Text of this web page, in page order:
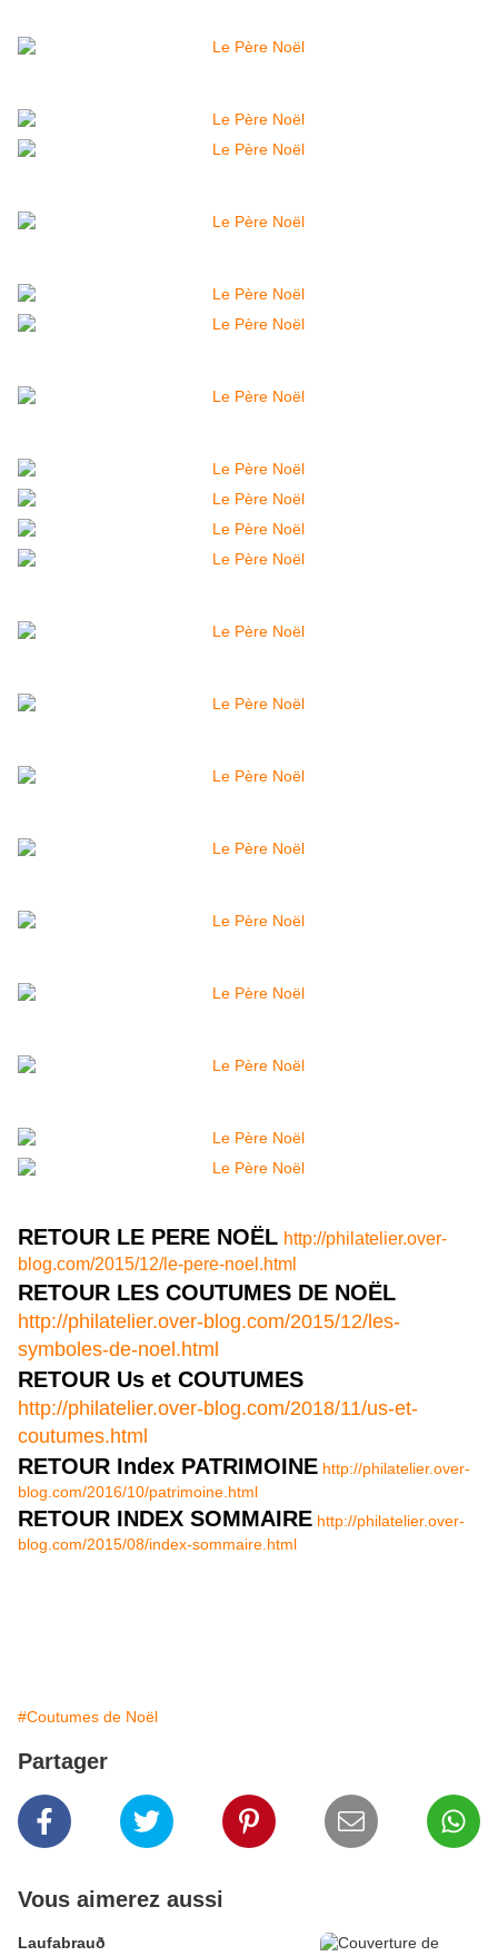
RETOUR LE PERE NOËL http://philatelier.over-
blog.com/2015/12/le-pere-noel.html
RETOUR LES COUTUMES DE NOËL
http://philatelier.over-blog.com/2015/12/les-
symboles-de-noel.html
RETOUR Us et COUTUMES
http://philatelier.over-blog.com/2018/11/us-et-
coutumes.html
RETOUR Index PATRIMOINE http://philatelier.over-
blog.com/2016/10/patrimoine.html
RETOUR INDEX SOMMAIRE http://philatelier.over-
blog.com/2015/08/index-sommaire.html
#Coutumes de Noël
Partager
Vous aimerez aussi
Laufabrauð